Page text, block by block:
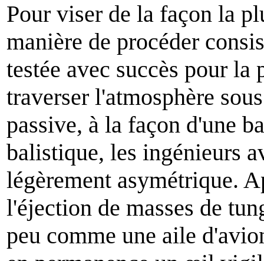
Pour viser de la façon la
manière de procéder
testée avec succès pour
traverser l'atmosphère
passive, à la façon d'une
balistique, les ingénieurs
légèrement asymétrique.
l'éjection de masses de
peu comme une aile